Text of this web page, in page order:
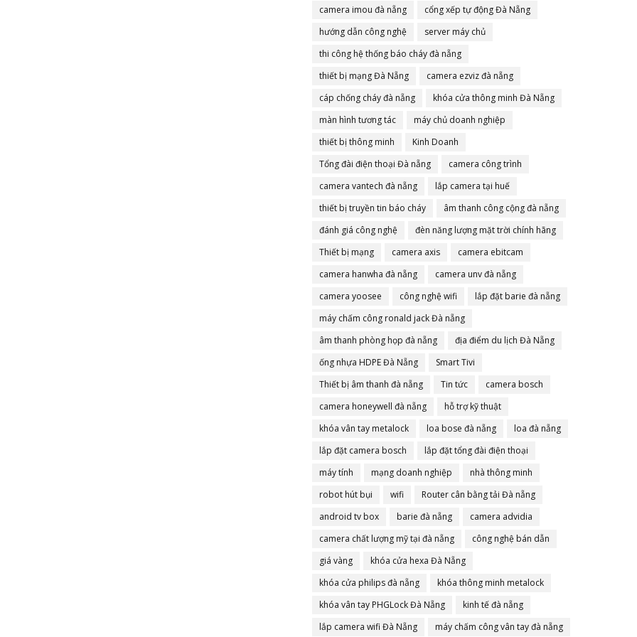
camera imou đà nẵng
cổng xếp tự động Đà Nẵng
hướng dẫn công nghệ
server máy chủ
thi công hệ thống báo cháy đà nẵng
thiết bị mạng Đà Nẵng
camera ezviz đà nẵng
cáp chống cháy đà nẵng
khóa cửa thông minh Đà Nẵng
màn hình tương tác
máy chủ doanh nghiệp
thiết bị thông minh
Kinh Doanh
Tổng đài điện thoại Đà nẵng
camera công trình
camera vantech đà nẵng
lắp camera tại huế
thiết bị truyền tin báo cháy
âm thanh công cộng đà nẵng
đánh giá công nghệ
đèn năng lượng mặt trời chính hãng
Thiết bị mạng
camera axis
camera ebitcam
camera hanwha đà nẵng
camera unv đà nẵng
camera yoosee
công nghệ wifi
lắp đặt barie đà nẵng
máy chấm công ronald jack Đà nẵng
âm thanh phòng họp đà nẵng
địa điểm du lịch Đà Nẵng
ống nhựa HDPE Đà Nẵng
Smart Tivi
Thiết bị âm thanh đà nẵng
Tin tức
camera bosch
camera honeywell đà nẵng
hỗ trợ kỹ thuật
khóa vân tay metalock
loa bose đà nẵng
loa đà nẵng
lắp đặt camera bosch
lắp đặt tổng đài điện thoại
máy tính
mạng doanh nghiệp
nhà thông minh
robot hút bụi
wifi
Router cân bằng tải Đà nẵng
android tv box
barie đà nẵng
camera advidia
camera chất lượng mỹ tại đà nẵng
công nghệ bán dẫn
giá vàng
khóa cửa hexa Đà Nẵng
khóa cửa philips đà nẵng
khóa thông minh metalock
khóa vân tay PHGLock Đà Nẵng
kinh tế đà nẵng
lắp camera wifi Đà Nẵng
máy chấm công vân tay đà nẵng